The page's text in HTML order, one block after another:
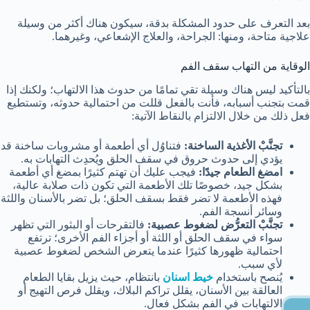
بعد التعرف على حدود المشكلة بدقة، سيكون هناك أكثر من وسيلة
علاجية متاحة، ومنها: الجراحة، والعلاج الإشعاعي، وغيرهما.
الوقاية من التهاب سقف الفم
بالتأكيد ليس هناك وسيلة تقي تمامًا من حدوث هذا الالتهاب؛ ولكنك إذا
قمت بتجنب أسبابه، فأنت بالفعل قللت من احتمالية حدوثه، وتستطيع
فعل ذلك من خلال الالتزام بالنقاط الآتية:
تجنَّبْ الأغذية الساخنة: فتناوُل أي أطعمة أو مشروبات ساخنة قد
يؤدي إلى حدوث حروق في سقف الحلق ويُحدِث التهابات به.
امضغ الطعام جيدًا: فيجب عليك أن تهتم كثيرًا بمضغ أي أطعمة
بشكل جيد، خصوصًا تلك الأطعمة التي تكون ذات صلابة عالية،
فهذه الأطعمة لا تضر فقط بسقف الحلق؛ بل تضر بالأسنان واللثة
وسائر أنسجة الفم.
تجنَّبْ التعرُّض لضغوط عصبية: فالتقرحات أو البثور التي تظهر
سواء في سقف الحلق أو اللثة أو أجزاء الفم الأخرى؛ ترتفع
احتمالية ظهورها كثيرًا عندما يتعرض الشخص لضغوط عصبية
لأي سبب.
يُنصح باستخدام خيط اسنان بانتظام، حيث يزيل بقايا الطعام
العالقة بين الأسنان، يقلل تراكم البلاك، ويقلل فرص التهيج أو
الالتهابات في الفم بشكل فعال.